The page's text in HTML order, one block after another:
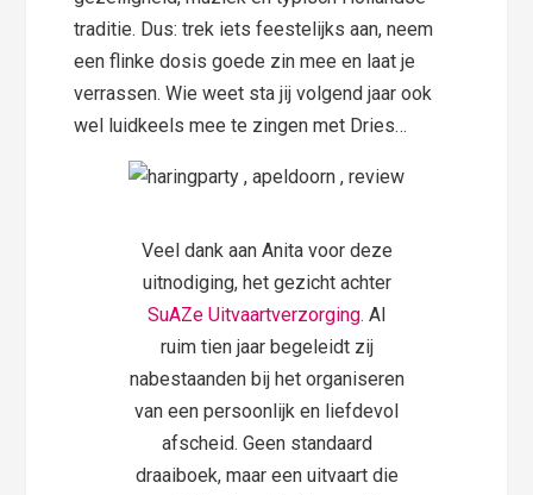
traditie. Dus: trek iets feestelijks aan, neem
een flinke dosis goede zin mee en laat je
verrassen. Wie weet sta jij volgend jaar ook
wel luidkeels mee te zingen met Dries…
Veel dank aan Anita voor deze
uitnodiging, het gezicht achter
SuAZe Uitvaartverzorging. Al
ruim tien jaar begeleidt zij
nabestaanden bij het organiseren
van een persoonlijk en liefdevol
afscheid. Geen standaard
draaiboek, maar een uitvaart die